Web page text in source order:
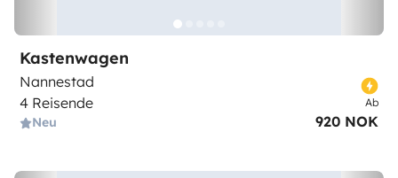
Kastenwagen
Nannestad
4 Reisende
Neu
Ab
920 NOK